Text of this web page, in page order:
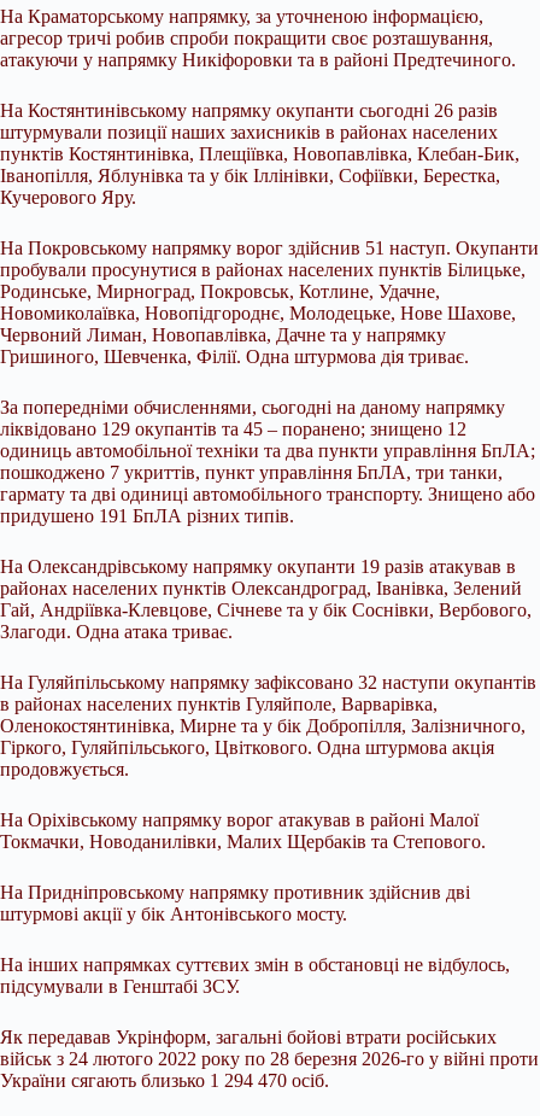
На Краматорському напрямку, за уточненою інформацією,
агресор тричі робив спроби покращити своє розташування,
атакуючи у напрямку Никіфоровки та в районі Предтечиного.
На Костянтинівському напрямку окупанти сьогодні 26 разів
штурмували позиції наших захисників в районах населених
пунктів Костянтинівка, Плещіївка, Новопавлівка, Клебан-Бик,
Іванопілля, Яблунівка та у бік Іллінівки, Софіївки, Берестка,
Кучерового Яру.
На Покровському напрямку ворог здійснив 51 наступ. Окупанти
пробували просунутися в районах населених пунктів Білицьке,
Родинське, Мирноград, Покровськ, Котлине, Удачне,
Новомиколаївка, Новопідгороднє, Молодецьке, Нове Шахове,
Червоний Лиман, Новопавлівка, Дачне та у напрямку
Гришиного, Шевченка, Філії. Одна штурмова дія триває.
За попередніми обчисленнями, сьогодні на даному напрямку
ліквідовано 129 окупантів та 45 – поранено; знищено 12
одиниць автомобільної техніки та два пункти управління БпЛА;
пошкоджено 7 укриттів, пункт управління БпЛА, три танки,
гармату та дві одиниці автомобільного транспорту. Знищено або
придушено 191 БпЛА різних типів.
На Олександрівському напрямку окупанти 19 разів атакував в
районах населених пунктів Олександроград, Іванівка, Зелений
Гай, Андріївка-Клевцове, Січневе та у бік Соснівки, Вербового,
Злагоди. Одна атака триває.
На Гуляйпільському напрямку зафіксовано 32 наступи окупантів
в районах населених пунктів Гуляйполе, Варварівка,
Оленокостянтинівка, Мирне та у бік Добропілля, Залізничного,
Гіркого, Гуляйпільського, Цвіткового. Одна штурмова акція
продовжується.
На Оріхівському напрямку ворог атакував в районі Малої
Токмачки, Новоданилівки, Малих Щербаків та Степового.
На Придніпровському напрямку противник здійснив дві
штурмові акції у бік Антонівського мосту.
На інших напрямках суттєвих змін в обстановці не відбулось,
підсумували в Генштабі ЗСУ.
Як передавав Укрінформ, загальні бойові втрати російських
військ з 24 лютого 2022 року по 28 березня 2026-го у війні проти
України сягають близько 1 294 470 осіб.